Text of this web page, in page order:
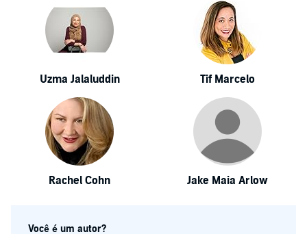
Uzma Jalaluddin Tif Marcelo
Rachel Cohn Jake Maia Arlow
Você é um autor?